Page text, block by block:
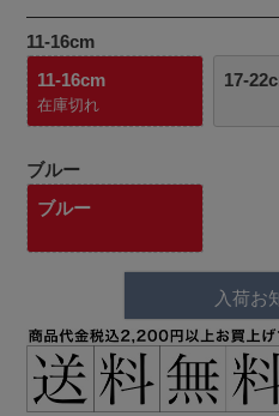
11-16cm
11-16cm
在庫切れ
17-
ブルー
ブルー
入荷お